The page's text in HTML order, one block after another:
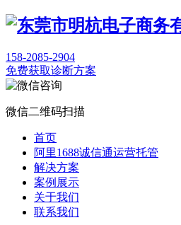
158-2085-2904
免费获取诊断方案
微信二维码扫描
首页
阿里1688诚信通运营托管
解决方案
案例展示
关于我们
联系我们